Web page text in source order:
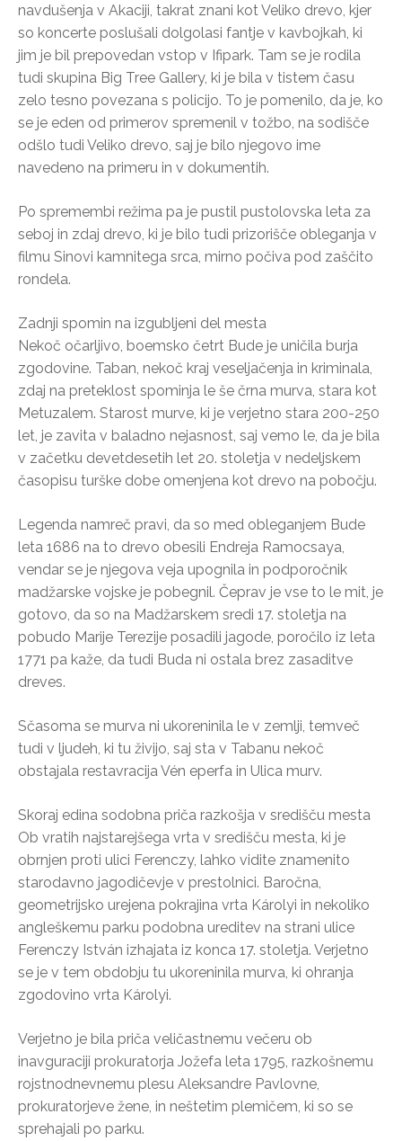
navdušenja v Akaciji, takrat znani kot Veliko drevo, kjer
so koncerte poslušali dolgolasi fantje v kavbojkah, ki
jim je bil prepovedan vstop v Ifipark. Tam se je rodila
tudi skupina Big Tree Gallery, ki je bila v tistem času
zelo tesno povezana s policijo. To je pomenilo, da je, ko
se je eden od primerov spremenil v tožbo, na sodišče
odšlo tudi Veliko drevo, saj je bilo njegovo ime
navedeno na primeru in v dokumentih.
Po spremembi režima pa je pustil pustolovska leta za
seboj in zdaj drevo, ki je bilo tudi prizorišče obleganja v
filmu Sinovi kamnitega srca, mirno počiva pod zaščito
rondela.
Zadnji spomin na izgubljeni del mesta
Nekoč očarljivo, boemsko četrt Bude je uničila burja
zgodovine. Taban, nekoč kraj veseljačenja in kriminala,
zdaj na preteklost spominja le še črna murva, stara kot
Metuzalem. Starost murve, ki je verjetno stara 200-250
let, je zavita v baladno nejasnost, saj vemo le, da je bila
v začetku devetdesetih let 20. stoletja v nedeljskem
časopisu turške dobe omenjena kot drevo na pobočju.
Legenda namreč pravi, da so med obleganjem Bude
leta 1686 na to drevo obesili Endreja Ramocsaya,
vendar se je njegova veja upognila in podporočnik
madžarske vojske je pobegnil. Čeprav je vse to le mit, je
gotovo, da so na Madžarskem sredi 17. stoletja na
pobudo Marije Terezije posadili jagode, poročilo iz leta
1771 pa kaže, da tudi Buda ni ostala brez zasaditve
dreves.
Sčasoma se murva ni ukoreninila le v zemlji, temveč
tudi v ljudeh, ki tu živijo, saj sta v Tabanu nekoč
obstajala restavracija Vén eperfa in Ulica murv.
Skoraj edina sodobna priča razkošja v središču mesta
Ob vratih najstarejšega vrta v središču mesta, ki je
obrnjen proti ulici Ferenczy, lahko vidite znamenito
starodavno jagodičevje v prestolnici. Baročna,
geometrijsko urejena pokrajina vrta Károlyi in nekoliko
angleškemu parku podobna ureditev na strani ulice
Ferenczy István izhajata iz konca 17. stoletja. Verjetno
se je v tem obdobju tu ukoreninila murva, ki ohranja
zgodovino vrta Károlyi.
Verjetno je bila priča veličastnemu večeru ob
inavguraciji prokuratorja Jožefa leta 1795, razkošnemu
rojstnodnevnemu plesu Aleksandre Pavlovne,
prokuratorjeve žene, in neštetim plemičem, ki so se
sprehajali po parku.